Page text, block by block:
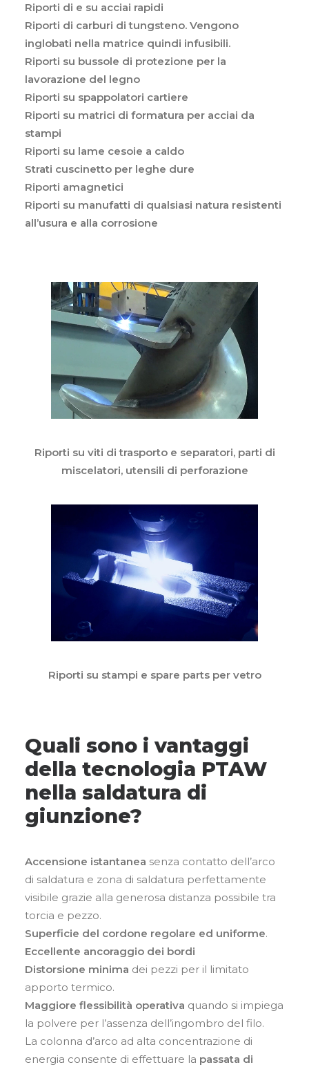
Riporti di e su acciai rapidi
Riporti di carburi di tungsteno. Vengono
inglobati nella matrice quindi infusibili.
Riporti su bussole di protezione per la
lavorazione del legno
Riporti su spappolatori cartiere
Riporti su matrici di formatura per acciai da
stampi
Riporti su lame cesoie a caldo
Strati cuscinetto per leghe dure
Riporti amagnetici
Riporti su manufatti di qualsiasi natura resistenti
all’usura e alla corrosione
Riporti su viti di trasporto e separatori, parti di
miscelatori, utensili di perforazione
Riporti su stampi e spare parts per vetro
Quali sono i vantaggi
della tecnologia PTAW
nella saldatura di
giunzione?
Accensione istantanea senza contatto dell’arco
di saldatura e zona di saldatura perfettamente
visibile grazie alla generosa distanza possibile tra
torcia e pezzo.
Superficie del cordone regolare ed uniforme.
Eccellente ancoraggio dei bordi
Distorsione minima dei pezzi per il limitato
apporto termico.
Maggiore flessibilità operativa quando si impiega
la polvere per l’assenza dell’ingombro del filo.
La colonna d’arco ad alta concentrazione di
energia consente di effettuare la passata di